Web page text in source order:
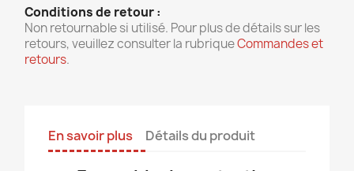
Conditions de retour :
Non retournable si utilisé. Pour plus de détails sur les
retours, veuillez consulter la rubriqueCommandes et
retours.
En savoir plus Détails du produit